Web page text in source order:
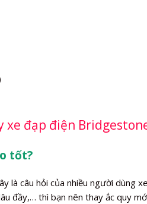
đạp điện
tốt?
là câu hỏi của nhiều người dùng
đầy,… thì bạn nên thay ắc quy